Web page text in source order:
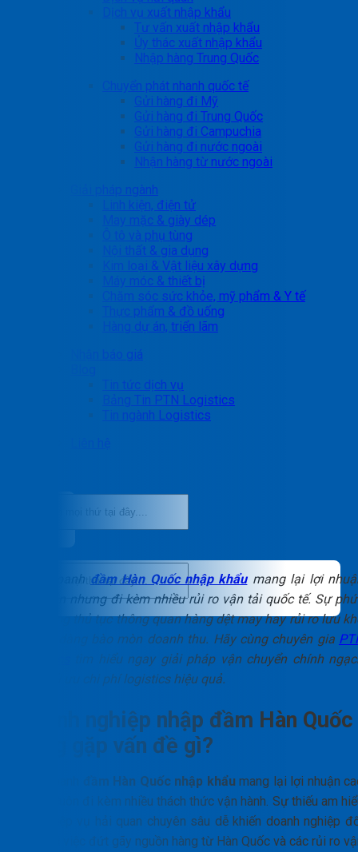
Dịch vụ xuất nhập khẩu
Tư vấn xuất nhập khẩu
Ủy thác xuất nhập khẩu
Nhập hàng Trung Quốc
Chuyển phát nhanh quốc tế
Gửi hàng đi Mỹ
Gửi hàng đi Trung Quốc
Gửi hàng đi Campuchia
Gửi hàng đi nước ngoài
Nhận hàng từ nước ngoài
Giải pháp ngành
Linh kiện, điện tử
May mặc & giày dép
Ô tô và phụ tùng
Nội thất & gia dụng
Kim loại & Vật liệu xây dựng
Máy móc & thiết bị
Chăm sóc sức khỏe, mỹ phẩm & Y tế
Thực phẩm & đồ uống
Hàng dự án, triển lãm
Nhận báo giá
Tin tức dịch vụ
Bảng Tin PTN Logistics
Tin ngành Logistics
Kinh doanh đầm Hàn Quốc nhập khẩumang lại lợi
hấp dẫn nhưng đi kèm nhiều rủi ro vận tải quốc tế. Sự
tạp trong thủ tục thông quan hàng dệt may hay rủi ro lưu
bãi dễ dàng bào mòn doanh thu. Hãy cùng chuyên gia
tìm hiểu ngay giải pháp vận chuyển chính
giúp tối ưu chi phí logistics hiệu quả.
Doanh nghiệp nhập đầm Hàn Quốc
đang gặp vấn đề gì?
đầm Hàn Quốc nhập khẩumang lại lợi nhuận
nhưng luôn đi kèm nhiều thách thức vận hành. Sự thiếu am
về nghiệp vụ hải quan chuyên sâu dễ khiến doanh nghiệp
mặt với việc đứt gãy nguồn hàng từ Hàn Quốc và các rủi ro